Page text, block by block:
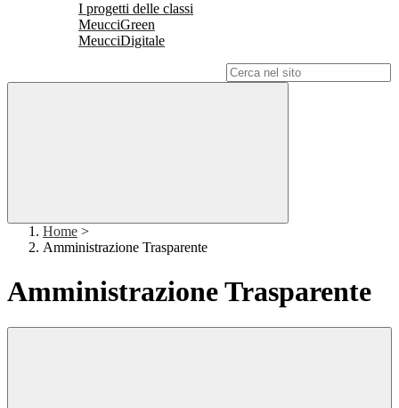
I progetti delle classi
MeucciGreen
MeucciDigitale
Home >
Amministrazione Trasparente
Amministrazione Trasparente